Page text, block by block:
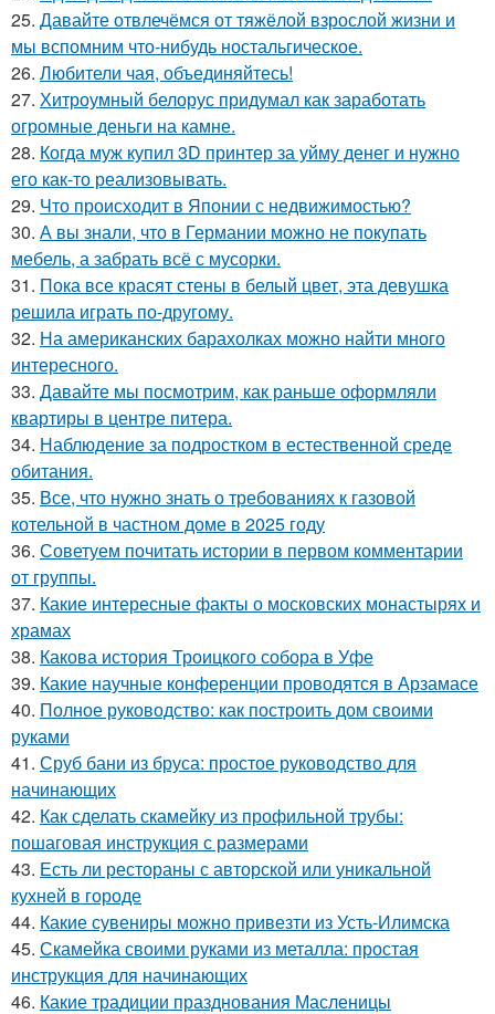
25. Давайте отвлечёмся от тяжёлой взрослой жизни и
мы вспомним что-нибудь ностальгическое.
26. Любители чая, объединяйтесь!
27. Хитроумный белорус придумал как заработать
огромные деньги на камне.
28. Когда муж купил 3D принтер за уйму денег и нужно
его как-то реализовывать.
29. Что происходит в Японии с недвижимостью?
30. А вы знали, что в Германии можно не покупать
мебель, а забрать всё с мусорки.
31. Пока все красят стены в белый цвет, эта девушка
решила играть по-другому.
32. На американских барахолках можно найти много
интересного.
33. Давайте мы посмотрим, как раньше оформляли
квартиры в центре питера.
34. Наблюдение за подростком в естественной среде
обитания.
35. Все, что нужно знать о требованиях к газовой
котельной в частном доме в 2025 году
36. Советуем почитать истории в первом комментарии
от группы.
37. Какие интересные факты о московских монастырях и
храмах
38. Какова история Троицкого собора в Уфе
39. Какие научные конференции проводятся в Арзамасе
40. Полное руководство: как построить дом своими
руками
41. Сруб бани из бруса: простое руководство для
начинающих
42. Как сделать скамейку из профильной трубы:
пошаговая инструкция с размерами
43. Есть ли рестораны с авторской или уникальной
кухней в городе
44. Какие сувениры можно привезти из Усть-Илимска
45. Скамейка своими руками из металла: простая
инструкция для начинающих
46. Какие традиции празднования Масленицы